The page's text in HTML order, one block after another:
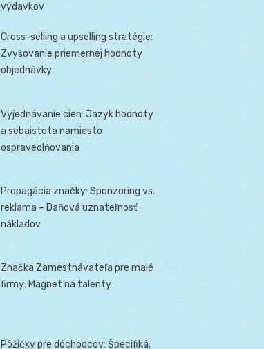
výdavkov
Cross-selling a upselling stratégie:
Zvyšovanie priemernej hodnoty
objednávky
Vyjednávanie cien: Jazyk hodnoty
a sebaistota namiesto
ospravedlňovania
Propagácia značky: Sponzoring vs.
reklama – Daňová uznateľnosť
nákladov
Značka Zamestnávateľa pre malé
firmy: Magnet na talenty
Pôžičky pre dôchodcov: Špecifiká,